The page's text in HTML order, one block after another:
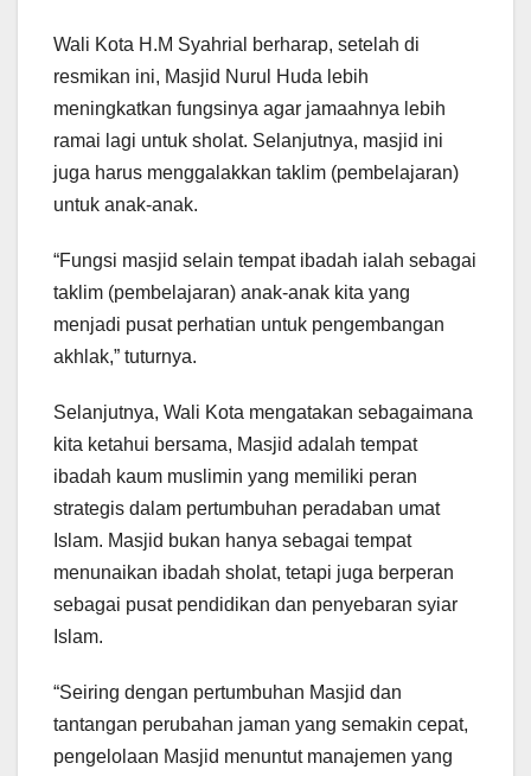
Wali Kota H.M Syahrial berharap, setelah di
resmikan ini, Masjid Nurul Huda lebih
meningkatkan fungsinya agar jamaahnya lebih
ramai lagi untuk sholat. Selanjutnya, masjid ini
juga harus menggalakkan taklim (pembelajaran)
untuk anak-anak.
“Fungsi masjid selain tempat ibadah ialah sebagai
taklim (pembelajaran) anak-anak kita yang
menjadi pusat perhatian untuk pengembangan
akhlak,” tuturnya.
Selanjutnya, Wali Kota mengatakan sebagaimana
kita ketahui bersama, Masjid adalah tempat
ibadah kaum muslimin yang memiliki peran
strategis dalam pertumbuhan peradaban umat
Islam. Masjid bukan hanya sebagai tempat
menunaikan ibadah sholat, tetapi juga berperan
sebagai pusat pendidikan dan penyebaran syiar
Islam.
“Seiring dengan pertumbuhan Masjid dan
tantangan perubahan jaman yang semakin cepat,
pengelolaan Masjid menuntut manajemen yang